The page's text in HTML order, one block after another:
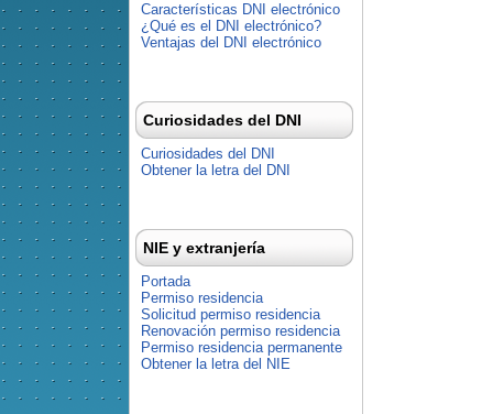
Características DNI electrónico
¿Qué es el DNI electrónico?
Ventajas del DNI electrónico
Curiosidades del DNI
Curiosidades del DNI
Obtener la letra del DNI
NIE y extranjería
Portada
Permiso residencia
Solicitud permiso residencia
Renovación permiso residencia
Permiso residencia permanente
Obtener la letra del NIE